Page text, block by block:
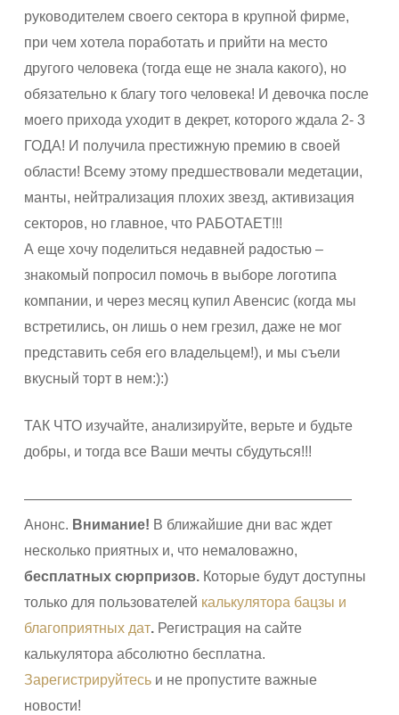
руководителем своего сектора в крупной фирме,
при чем хотела поработать и прийти на место
другого человека (тогда еще не знала какого), но
обязательно к благу того человека! И девочка после
моего прихода уходит в декрет, которого ждала 2- 3
ГОДА! И получила престижную премию в своей
области! Всему этому предшествовали медетации,
манты, нейтрализация плохих звезд, активизация
секторов, но главное, что РАБОТАЕТ!!!
А еще хочу поделиться недавней радостью –
знакомый попросил помочь в выборе логотипа
компании, и через месяц купил Авенсис (когда мы
встретились, он лишь о нем грезил, даже не мог
представить себя его владельцем!), и мы съели
вкусный торт в нем:):)
ТАК ЧТО изучайте, анализируйте, верьте и будьте
добры, и тогда все Ваши мечты сбудуться!!!
———————————————————————
Анонс. Внимание! В ближайшие дни вас ждет
несколько приятных и, что немаловажно,
бесплатных сюрпризов. Которые будут доступны
только для пользователей калькулятора бацзы и
благоприятных дат. Регистрация на сайте
калькулятора абсолютно бесплатна.
Зарегистрируйтесьи не пропустите важные
новости!